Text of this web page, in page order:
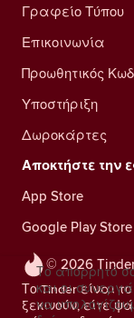
© 2026
Το Tinder είναι
ξεκινούν, είτε
Γραφείο Τύπου
Επικοινωνία
Προωθητικός
Υποστήριξη
Δωροκάρτες
Αποκτήστε την
App Store
Google Play Store
Το απόρρητό
και οι
να